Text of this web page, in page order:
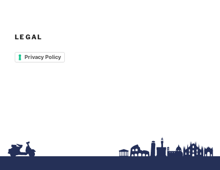
LEGAL
Privacy Policy